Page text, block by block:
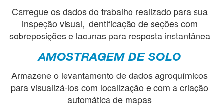
Carregue os dados do trabalho realizado para sua
inspeção visual, identificação de seções com
sobreposições e lacunas para resposta instantânea
AMOSTRAGEM DE SOLO
Armazene o levantamento de dados agroquímicos
para visualizá-los com localização e com a criação
automática de mapas